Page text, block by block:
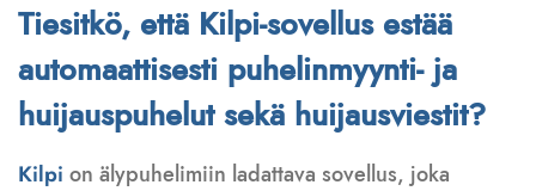
Tiesitkö, että Kilpi-sovellus estää
automaattisesti puhelinmyynti- ja
huijauspuhelut sekä huijausviestit?
Kilpi on älypuhelimiin ladattava sovellus, joka